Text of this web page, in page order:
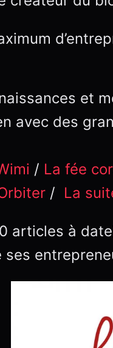
et
avec des
/ La fée
/ La
articles à